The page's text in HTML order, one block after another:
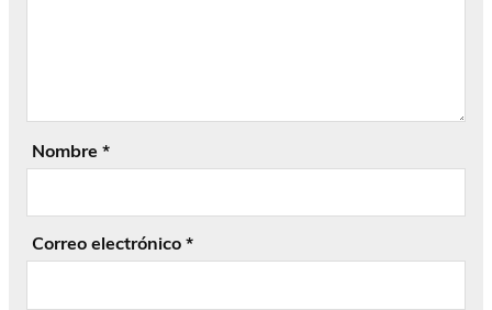
Nombre *
Correo electrónico *